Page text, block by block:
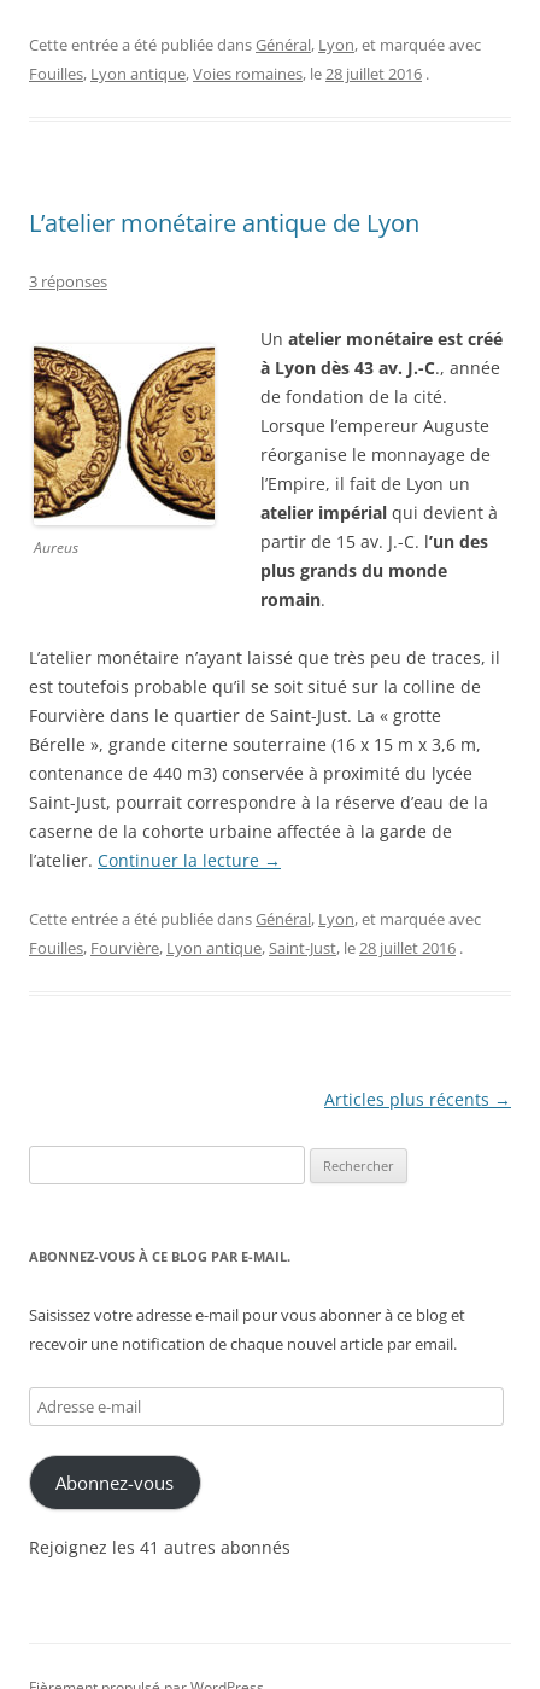
Cette entrée a été publiée dansGénéral, Lyon, et marquée avec
Fouilles, Lyon antique,Voies romaines, le28 juillet 2016 .
L’atelier monétaire antique de Lyon
3 réponses
Aureus
Un atelier monétaire est créé
à Lyon dès 43 av. J.-C., année
de fondation de la cité.
Lorsque l’empereur Auguste
réorganise le monnayage de
l’Empire, il fait de Lyon un
atelier impérial qui devient à
partir de 15 av. J.-C. l’un des
plus grands du monde
romain.
L’atelier monétaire n’ayant laissé que très peu de traces, il
est toutefois probable qu’il se soit situé sur la colline de
Fourvière dans le quartier de Saint-Just. La « grotte
Bérelle », grande citerne souterraine (16 x 15 m x 3,6 m,
contenance de 440 m3) conservée à proximité du lycée
Saint-Just, pourrait correspondre à la réserve d’eau de la
caserne de la cohorte urbaine affectée à la garde de
l’atelier. Continuer la lecture →
Cette entrée a été publiée dansGénéral, Lyon, et marquée avec
Fouilles, Fourvière, Lyon antique,Saint-Just, le28 juillet 2016 .
Articles plus récents →
ABONNEZ-VOUS À CE BLOG PAR E-MAIL.
Saisissez votre adresse e-mail pour vous abonner à ce blog et
recevoir une notification de chaque nouvel article par email.
Adresse
e-
mail
Abonnez-vous
Rejoignez les 41 autres abonnés